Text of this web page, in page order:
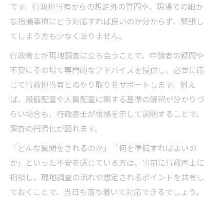
です。行政担当者からの想定外の質問や、現場での細か
な指摘事項にどう対応すれば良いのか分からず、緊張し
てしまう方も少なくありません。
行政書士が現地調査に立ち会うことで、申請者の疑問や
不安にその場で専門的なアドバイスを提供し、必要に応
じて行政担当者とのやり取りをサポートします。例え
ば、設備配置や人員配置に関する基準の解釈が分かりづ
らい場合も、行政書士が根拠を示して説明することで、
調査の円滑化が図れます。
「どんな質問をされるのか」「何を準備すればよいの
か」といった不安を感じている方は、事前に行政書士に
相談し、現地調査の流れや想定されるポイントを共有し
ておくことで、当日も落ち着いて対応できるでしょう。